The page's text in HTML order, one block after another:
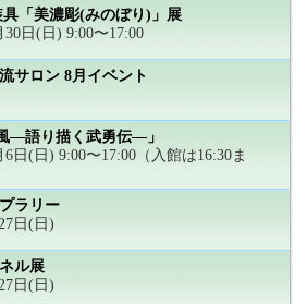
「美濃彫(みのぼり)」展
日(日) 9:00〜17:00
サロン 8月イベント
―語り描く武勇伝―」
日(日) 9:00〜17:00（入館は16:30ま
ラリー
日(日)
ル展
日(日)